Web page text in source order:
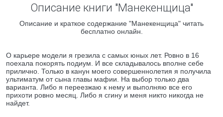
Описание книги "Манекенщица"
Описание и краткое содержание "Манекенщица" читать
бесплатно онлайн.
О карьере модели я грезила с самых юных лет. Ровно в 16
поехала покорять подиум. И все складывалось вполне себе
прилично. Только в канун моего совершеннолетия я получила
ультиматум от сына главы мафии. На выбор только два
варианта. Либо я переезжаю к нему и выполняю все его
прихоти ровно месяц. Либо я сгину и меня никто никогда не
найдет.